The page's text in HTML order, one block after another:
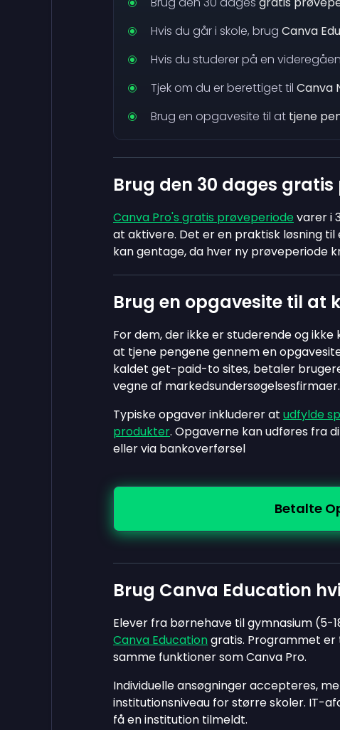
Hvis du går i skole, brug Canva
Hvis du studerer på en
Tjek om du er berettiget til Canva
Brug en opgavesite til at tjene
Brug den 30 dages
Canva Pro's gratis prøveperiode varer i
at aktivere. Det er en praktisk løsning
kan gentage, da hver ny prøveperiode
Brug en opgavesite til at
For dem, der ikke er studerende og
at tjene pengene gennem en
kaldet get-paid-to sites, betaler
vegne af markedsundersøgelsesfirmaer.
Typiske opgaver inkluderer at udfylde
produkter. Opgaverne kan udføres fra
eller via bankoverførsel
Betalte
Brug Canva Education
Elever fra børnehave til gymnasium
Canva Educationgratis. Programmet er
samme funktioner som Canva Pro.
Individuelle ansøgninger accepteres,
institutionsniveau for større skoler. IT-
få en institution tilmeldt.